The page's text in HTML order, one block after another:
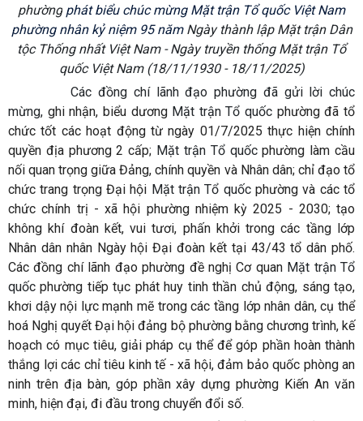
phường phát biểu chúc mừng Mặt trận Tổ quốc Việt Nam
phường nhân kỷ niệm 95 năm Ngày thành lập Mặt trận Dân
tộc Thống nhất Việt Nam - Ngày truyền thống Mặt trận Tổ
quốc Việt Nam (18/11/1930 - 18/11/2025)
Các đồng chí lãnh đạo phường đã gửi lời chúc
mừng, ghi nhận, biểu dương Mặt trận Tổ quốc phường đã tổ
chức tốt các hoạt động từ ngày 01/7/2025 thực hiện chính
quyền địa phương 2 cấp; Mặt trận Tổ quốcphường làm cầu
nối quan trọng giữa Đảng, chính quyền và Nhân dân; chỉ đạo tổ
chức trang trọng Đại hội Mặt trận Tổ quốcphường và các tổ
chức chính trị - xã hội phường nhiệm kỳ 2025 - 2030; tạo
không khí đoàn kết, vui tươi, phấn khởi trong các tầng lớp
Nhân dân nhân Ngày hội Đại đoàn kết tại 43/43 tổ dân phố.
Các đồng chí lãnh đạo phường đề nghị Cơ quan Mặt trận Tổ
quốc phường tiếp tục phát huy tinh thần chủ động, sáng tạo,
khơi dậy nội lực mạnh mẽ trong các tầng lớp nhân dân, cụ thể
hoá Nghị quyết Đại hội đảng bộ phường bằng chương trình, kế
hoạch có mục tiêu, giải pháp cụ thể để góp phần hoàn thành
thắng lợi các chỉ tiêu kinh tế - xã hội, đảm bảo quốc phòng an
ninh trên địa bàn, góp phần xây dựng phường Kiến An văn
minh, hiện đại, đi đầu trong chuyển đổi số.